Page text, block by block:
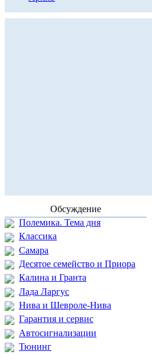
Обсуждение
Полемика. Тема дня
Классика
Самара
Десятое семейство и Приора
Калина и Гранта
Лада Ларгус
Нива и Шевроле-Нива
Гарантия и сервис
Автосигнализации
Тюнинг